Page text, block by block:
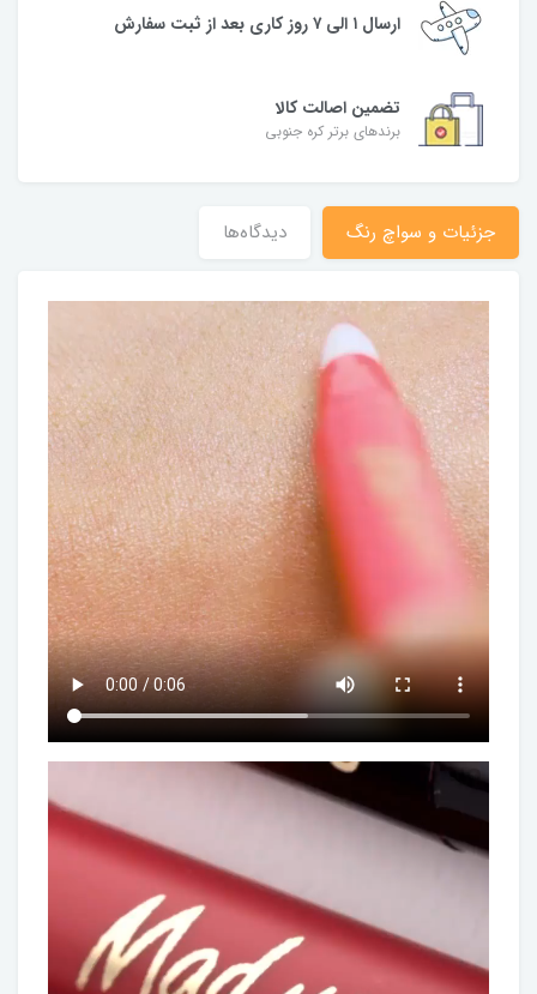
ارسال ۱ الی ۷ روز کاری بعد از ثبت سفارش
تضمین اصالت کالا
برندهای برتر کره جنوبی
جزئیات و سواچ رنگ دیدگاه‌ها